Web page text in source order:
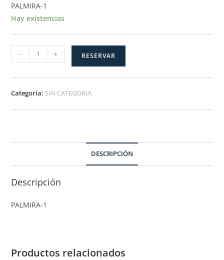
PALMIRA-1
Hay existencias
PALMIRA-
1
cantidad
- + RESERVAR
Categoría: SIN CATEGORIA
DESCRIPCIÓN
Descripción
PALMIRA-1
Productos relacionados